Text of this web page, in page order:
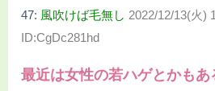
47: 風吹けば毛無し 2022/12/13(火)
ID:CgDc281hd
最近は女性の若ハゲとかもあ